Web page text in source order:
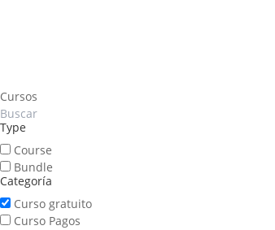
Cursos
Type
Course
Bundle
Categoría
Curso gratuito
Curso Pagos